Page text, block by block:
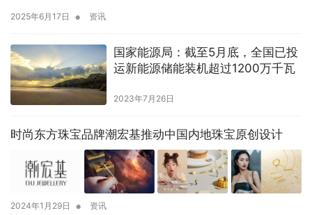
2025年6月17日 • 资讯
国家能源局：截至5月底，全国已投
运新能源储能装机超过1200万千瓦
2023年7月26日
时尚东方珠宝品牌潮宏基推动中国内地珠宝原创设计
2024年1月29日 • 资讯